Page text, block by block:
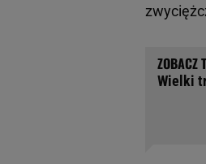
Wielki